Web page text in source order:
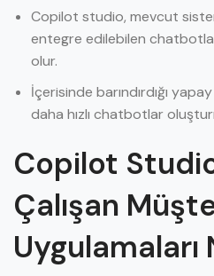
Copilot studio, mevcut
entegre edilebilen
olur.
İçerisinde barındırdığı
daha hızlı chatbotlar
Copilot
Çalışan
Uygulamaları